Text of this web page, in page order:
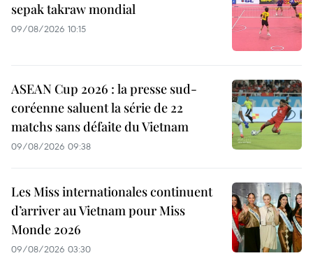
sepak takraw mondial
09/08/2026 10:15
ASEAN Cup 2026 : la presse sud-
coréenne saluent la série de 22
matchs sans défaite du Vietnam
09/08/2026 09:38
Les Miss internationales continuent
d’arriver au Vietnam pour Miss
Monde 2026
09/08/2026 03:30